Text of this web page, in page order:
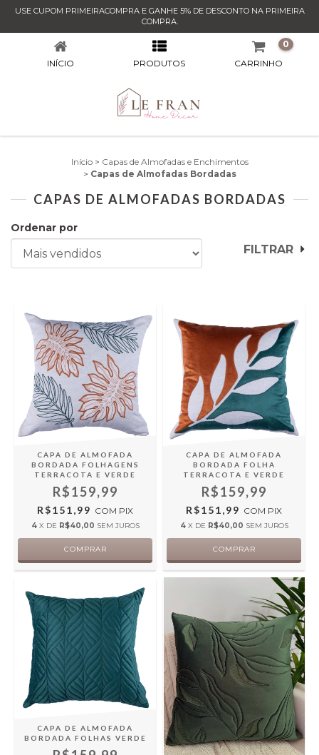
USE CUPOM PRIMEIRACOMPRA E GANHE 5% DE DESCONTO NA PRIMEIRA
COMPRA.
CAPAS DE ALMOFADAS BORDADAS
INÍCIO PRODUTOS CARRINHO
0
Início > Capas de Almofadas e Enchimentos
> Capas de Almofadas Bordadas
CAPAS DE ALMOFADAS BORDADAS
Ordenar por
FILTRAR
CAPA DE ALMOFADA
BORDADA FOLHAGENS
TERRACOTA E VERDE
R$159,99
R$151,99 COM PIX
4 X DE R$40,00 SEM JUROS
CAPA DE ALMOFADA
BORDADA FOLHA
TERRACOTA E VERDE
R$159,99
R$151,99 COM PIX
4 X DE R$40,00 SEM JUROS
CAPA DE ALMOFADA
BORDADA FOLHAS VERDE